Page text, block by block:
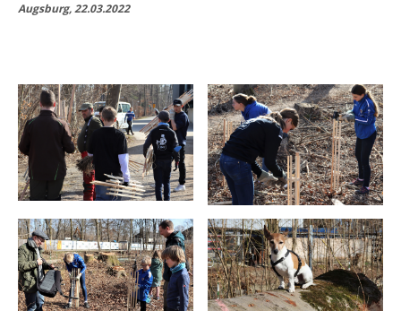
Augsburg, 22.03.2022